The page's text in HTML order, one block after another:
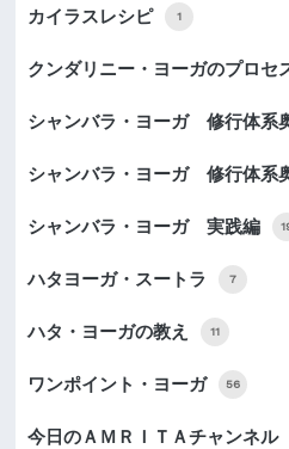
カイラスレシピ 1
クンダリニー・ヨーガのプロセ
シャンバラ・ヨーガ 修行体
シャンバラ・ヨーガ 修行体
シャンバラ・ヨーガ 実践編
ハタヨーガ・スートラ 7
ハタ・ヨーガの教え 11
ワンポイント・ヨーガ 56
今日のＡＭＲＩＴＡチャンネル